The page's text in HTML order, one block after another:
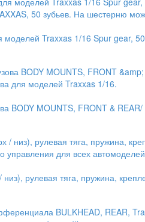
50 зубьев. На шестерню
Traxxas 1/16 Spur gear,
для моделей Traxxas 1/16.
BODY MOUNTS, FRONT &
управления для всех
низ), рулевая тяга, пружина,